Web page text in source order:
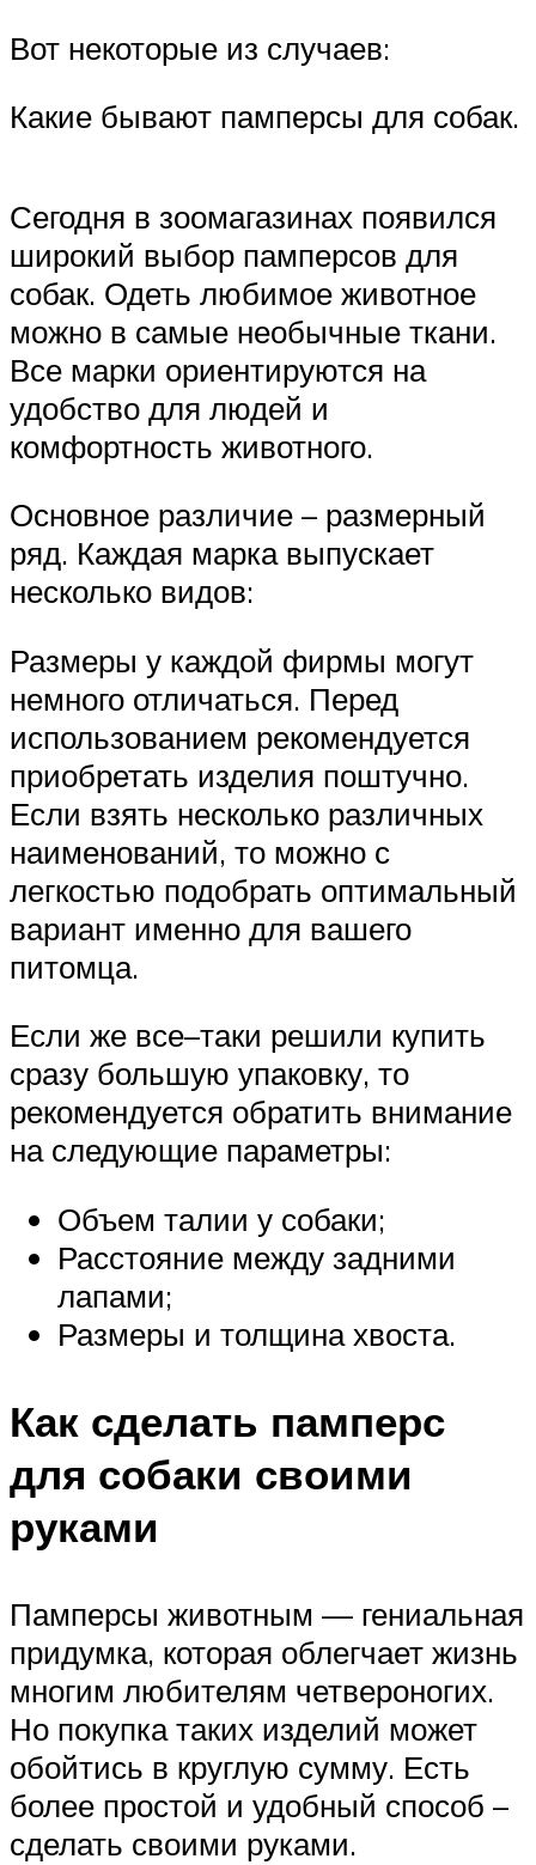
Вот некоторые из случаев:
Какие бывают памперсы для собак.
Сегодня в зоомагазинах появился
широкий выбор памперсов для
собак. Одеть любимое животное
можно в самые необычные ткани.
Все марки ориентируются на
удобство для людей и
комфортность животного.
Основное различие – размерный
ряд. Каждая марка выпускает
несколько видов:
Размеры у каждой фирмы могут
немного отличаться. Перед
использованием рекомендуется
приобретать изделия поштучно.
Если взять несколько различных
наименований, то можно с
легкостью подобрать оптимальный
вариант именно для вашего
питомца.
Если же все–таки решили купить
сразу большую упаковку, то
рекомендуется обратить внимание
на следующие параметры:
Объем талии у собаки;
Расстояние между задними
лапами;
Размеры и толщина хвоста.
Как сделать памперс
для собаки своими
руками
Памперсы животным — гениальная
придумка, которая облегчает жизнь
многим любителям четвероногих.
Но покупка таких изделий может
обойтись в круглую сумму. Есть
более простой и удобный способ –
сделать своими руками.